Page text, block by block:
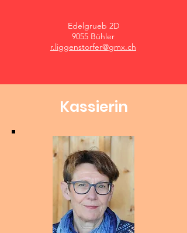
Edelgrueb 2D
9055 Bühler
r.liggenstorfer@gmx.ch
Kassierin